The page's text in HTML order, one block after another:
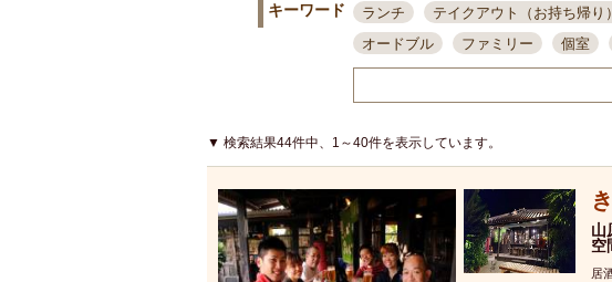
キーワード ランチ テイクアウト（お持ち帰り）
オードブル
ファミリー 個室
接待・会食
ちょい飲み コスパ
結婚式二次会
朝まで営業
夜10時以降入店可
県産魚 焼鳥
貸切可
大部屋20名 落ち着いた
カード可
厳選日本酒 鮮魚
3000円台コース
ピザ 焼酎
▼ 検索結果44件中、1～40件を表示しています。
山
空
居